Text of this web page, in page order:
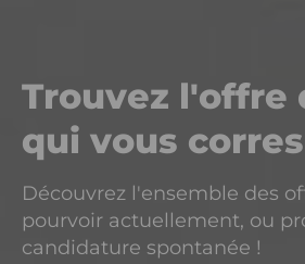
Trouvez l'offre
qui vous
Découvrez l'ensemble des
pourvoir actuellement, ou
candidature spontanée !